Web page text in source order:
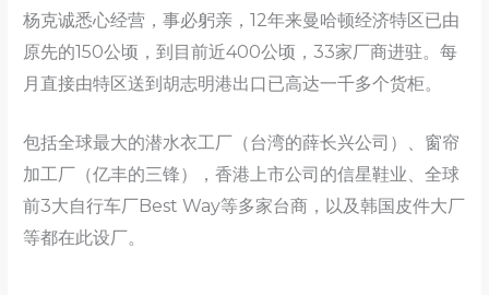
杨克诚悉心经营，事必躬亲，12年来曼哈顿经济特区已由
原先的150公顷，到目前近400公顷，33家厂商进驻。每
月直接由特区送到胡志明港出口已高达一千多个货柜。
包括全球最大的潜水衣工厂（台湾的薛长兴公司）、窗帘
加工厂（亿丰的三锋），香港上市公司的信星鞋业、全球
前3大自行车厂Best Way等多家台商，以及韩国皮件大厂
等都在此设厂。